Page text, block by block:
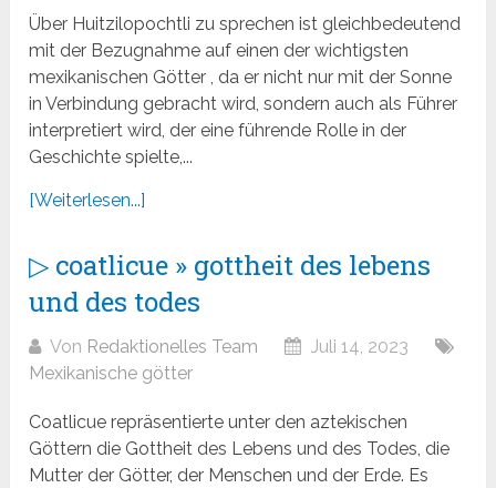
Über Huitzilopochtli zu sprechen ist gleichbedeutend
mit der Bezugnahme auf einen der wichtigsten
mexikanischen Götter , da er nicht nur mit der Sonne
in Verbindung gebracht wird, sondern auch als Führer
interpretiert wird, der eine führende Rolle in der
Geschichte spielte,...
[Weiterlesen...]
▷ coatlicue » gottheit des lebens
und des todes
Von Redaktionelles Team
Juli 14, 2023
Mexikanische götter
Coatlicue repräsentierte unter den aztekischen
Göttern die Gottheit des Lebens und des Todes, die
Mutter der Götter, der Menschen und der Erde. Es